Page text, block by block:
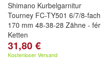
Shimano Kurbelgarnitur
Tourney FC-TY501 6/7/8-fach
170 mm 48-38-28 Zähne - fér
Ketten
31,80 €
Kostenloser Versand